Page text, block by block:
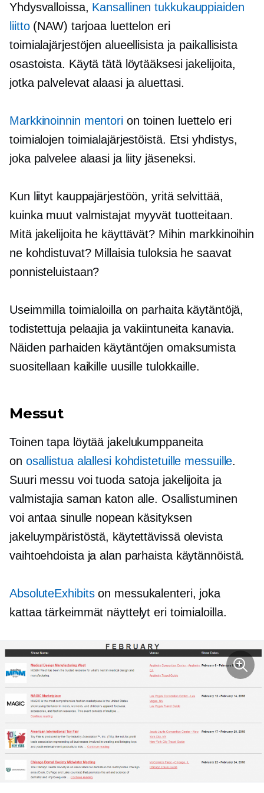
Yhdysvalloissa, Kansallinen tukkukauppiaiden
liitto(NAW) tarjoaa luettelon eri
toimialajärjestöjen alueellisista ja paikallisista
osastoista. Käytä tätä löytääksesi jakelijoita,
jotka palvelevat alaasi ja aluettasi.
Markkinoinnin mentorion toinen luettelo eri
toimialojen toimialajärjestöistä. Etsi yhdistys,
joka palvelee alaasi ja liity jäseneksi.
Kun liityt kauppajärjestöön, yritä selvittää,
kuinka muut valmistajat myyvät tuotteitaan.
Mitä jakelijoita he käyttävät? Mihin markkinoihin
ne kohdistuvat? Millaisia ​​tuloksia he saavat
ponnisteluistaan?
Useimmilla toimialoilla on parhaita käytäntöjä,
todistettuja pelaajia ja vakiintuneita kanavia.
Näiden parhaiden käytäntöjen omaksumista
suositellaan kaikille uusille tulokkaille.
Messut
Toinen tapa löytää jakelukumppaneita
on osallistua alallesi kohdistetuille messuille.
Suuri messu voi tuoda satoja jakelijoita ja
valmistajia saman katon alle. Osallistuminen
voi antaa sinulle nopean käsityksen
jakeluympäristöstä, käytettävissä olevista
vaihtoehdoista ja alan parhaista käytännöistä.
AbsoluteExhibitson messukalenteri, joka
kattaa tärkeimmät näyttelyt eri toimialoilla.